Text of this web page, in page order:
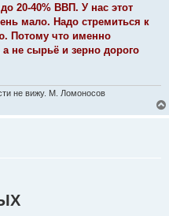
20-40% ВВП. У нас этот
мало. Надо стремиться к
Потому что именно
не сырьё и зерно дорого
не вижу. М. Ломоносов